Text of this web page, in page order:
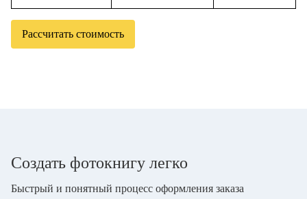
Рассчитать стоимость
Создать фотокнигу легко
Быстрый и понятный процесс оформления заказа